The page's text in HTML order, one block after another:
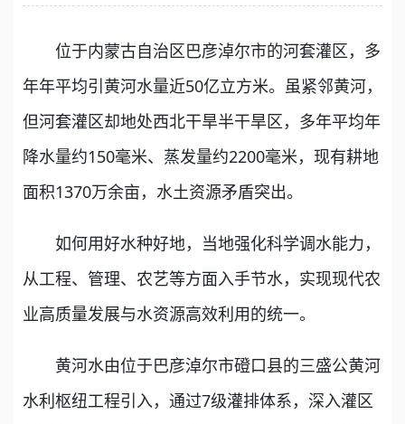
位于内蒙古自治区巴彦淖尔市的河套灌区，多
年年平均引黄河水量近50亿立方米。虽紧邻黄河，
但河套灌区却地处西北干旱半干旱区，多年平均年
降水量约150毫米、蒸发量约2200毫米，现有耕地
面积1370万余亩，水土资源矛盾突出。
如何用好水种好地，当地强化科学调水能力，
从工程、管理、农艺等方面入手节水，实现现代农
业高质量发展与水资源高效利用的统一。
黄河水由位于巴彦淖尔市磴口县的三盛公黄河
水利枢纽工程引入，通过7级灌排体系，深入灌区